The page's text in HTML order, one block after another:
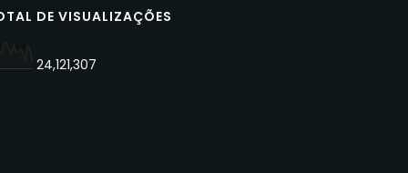
DE VISUALIZAÇÕES
24,121,307